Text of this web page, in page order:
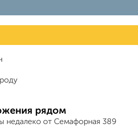
рядом
недалеко от Семафорная 389